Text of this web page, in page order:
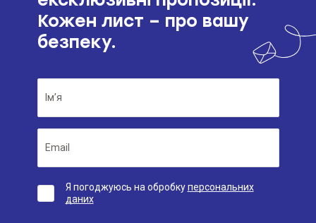
Кожен лист – про вашу
безпеку.
Я погоджуюсь на обробкуперсональних
даних